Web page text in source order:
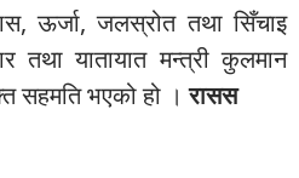
ऊर्जा, जलस्रोत तथा सिँचाइ
तथा यातायात मन्त्री कुलमान
सहमति भएको हो ।रासस